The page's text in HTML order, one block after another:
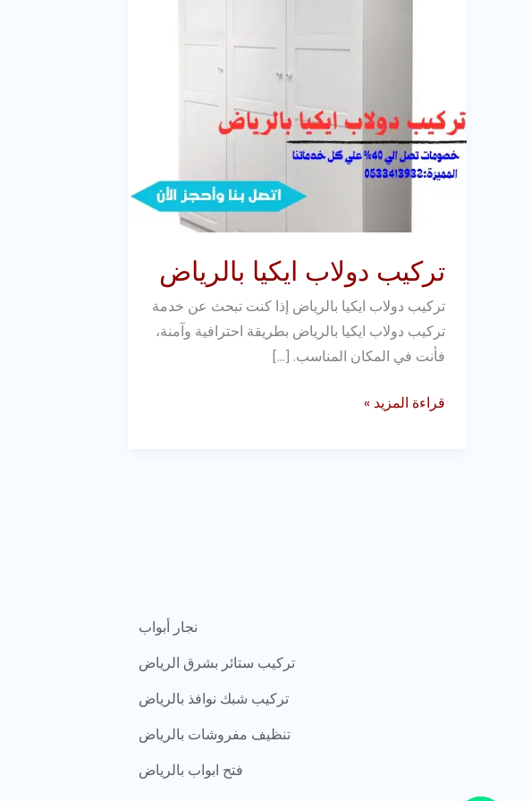
تركيب دولاب ايكيا بالرياض
تركيب دولاب ايكيا بالرياض إذا كنت تبحث عن خدمة
تركيب دولاب ايكيا بالرياض بطريقة احترافية وآمنة،
فأنت في المكان المناسب. […]
قراءة المزيد »
نجار أبواب
تركيب ستائر بشرق الرياض
تركيب شبك نوافذ بالرياض
تنظيف مفروشات بالرياض
فتح ابواب بالرياض